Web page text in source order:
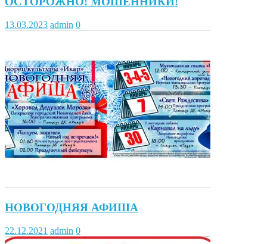
13.03.2023 admin 0
НОВОГОДНЯЯ АФИША
22.12.2021 admin 0